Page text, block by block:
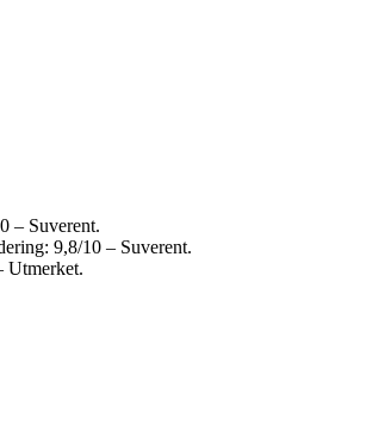
– Suverent.
9,8/10 – Suverent.
Utmerket.